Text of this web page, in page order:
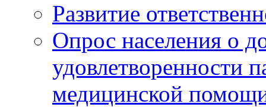
Развитие
Опрос населения о
удовлетворенности
медицинской